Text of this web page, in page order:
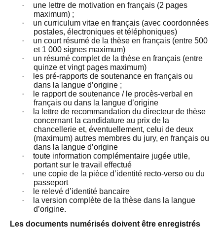
·
une lettre de motivation en français (2 pages
maximum) ;
·
un curriculum vitae en français (avec coordonnées
postales, électroniques et téléphoniques)
·
un court résumé de la thèse en français (entre 500
et 1 000 signes maximum)
·
un résumé complet de la thèse en français (entre
quinze et vingt pages maximum)
·
les pré-rapports de soutenance en français ou
dans la langue d’origine ;
·
le rapport de soutenance / le procès-verbal en
français ou dans la langue d’origine
·
la lettre de recommandation du directeur de thèse
concernant la candidature au prix de la
chancellerie et, éventuellement, celui de deux
(maximum) autres membres du jury, en français ou
dans la langue d’origine
·
toute information complémentaire jugée utile,
portant sur le travail effectué
·
une copie de la pièce d’identité recto-verso ou du
passeport
·
le relevé d’identité bancaire
·
la version complète de la thèse dans la langue
d’origine.
Les documents numérisés doivent être enregistrés